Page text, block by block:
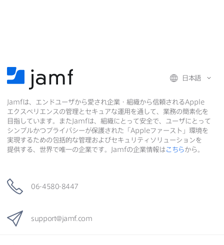
共
有
有
共
有
日本語
Jamfは、​エンドユーザから​愛され企業・組織から​信頼されるApple
エクスペリエンスの​管理と​セキュアな​運用を​通して、​業務の​簡素化を​
目指しています。​また Jamfは、​組織に​とって​安全で、​ユーザに​とって​
シンプルかつプライバシーが​保護された​「 Appleファースト」環境を​
実現する​ための​包括的な​管理および​セキュリティソリューションを​
提供する、​世界で​唯一の​企業です。
Jamfの​企業情報はこちらから。
06-4580-8447
support@jamf. com